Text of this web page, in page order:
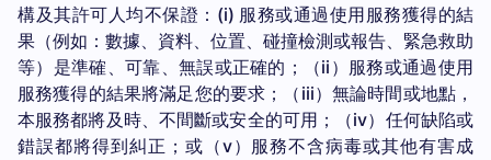
構及其許可人均不保證：(i) 服務或通過使用服務獲得的結
果（例如：數據、資料、位置、碰撞檢測或報告、緊急救助
等）是準確、可靠、無誤或正確的；（ii）服務或通過使用
服務獲得的結果將滿足您的要求；（iii）無論時間或地點，
本服務都將及時、不間斷或安全的可用；（iv）任何缺陷或
錯誤都將得到糾正；或（v）服務不含病毒或其他有害成